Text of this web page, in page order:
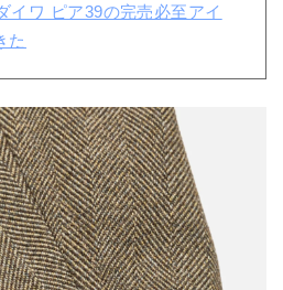
イワ ピア39の完売必至アイ
た